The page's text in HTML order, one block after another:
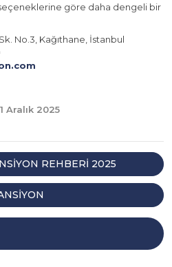
seçeneklerine göre daha dengeli bir
No.3, Kağıthane, İstanbul
Aralık 2025
REHBERI 2025